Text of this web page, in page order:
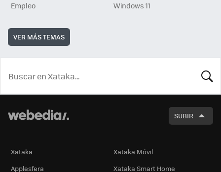
Empleo
Windows 11
VER MÁS TEMAS
SUBIR
Xataka
Xataka Móvil
Applesfera
Xataka Smart Home